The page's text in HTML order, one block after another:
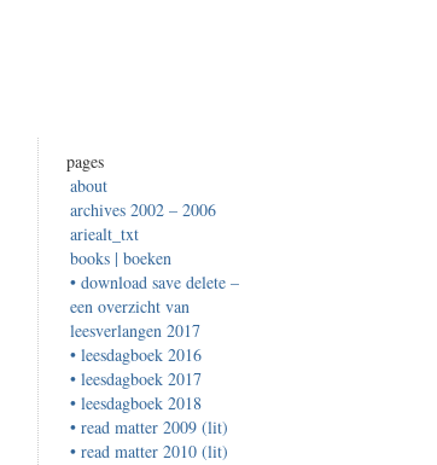
pages
about
archives 2002 – 2006
ariealt_txt
books | boeken
• download save delete –
een overzicht van
leesverlangen 2017
• leesdagboek 2016
• leesdagboek 2017
• leesdagboek 2018
• read matter 2009 (lit)
• read matter 2010 (lit)